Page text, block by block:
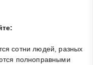
сотни людей, разных
полноправными